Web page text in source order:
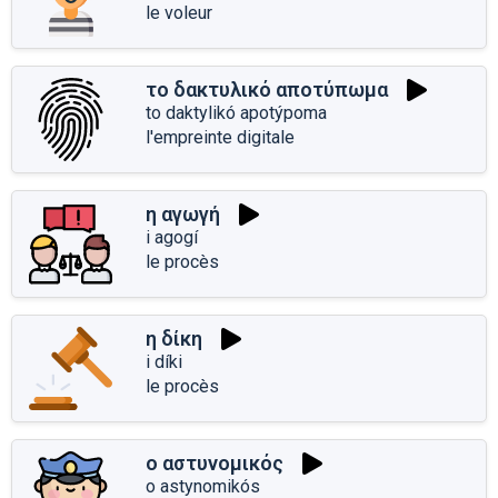
le voleur
το δακτυλικό αποτύπωμα
to daktylikó apotýpoma
l'empreinte digitale
η αγωγή
i agogí
le procès
η δίκη
i díki
le procès
ο αστυνομικός
o astynomikós